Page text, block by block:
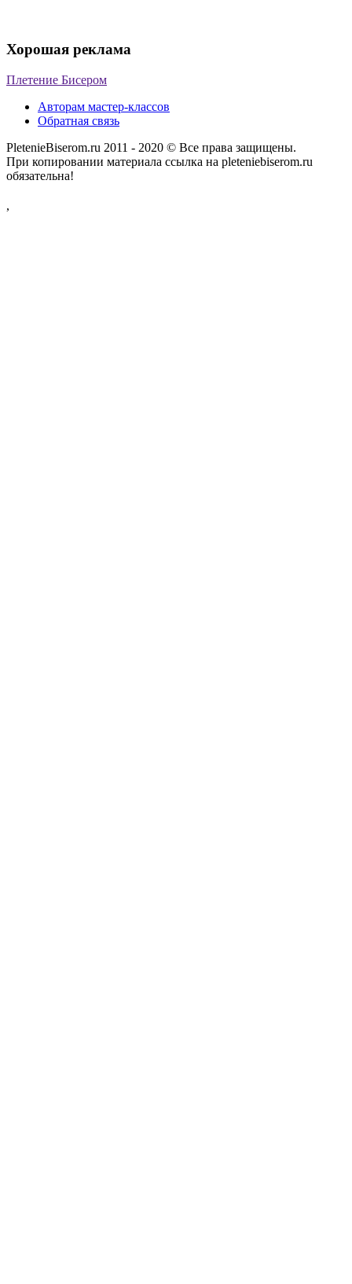
Хорошая реклама
Плетение Бисером
Авторам мастер-классов
Обратная связь
PletenieBiserom.ru 2011 - 2020 © Все права защищены.
При копировании материала ссылка на pleteniebiserom.ru
обязательна!
,